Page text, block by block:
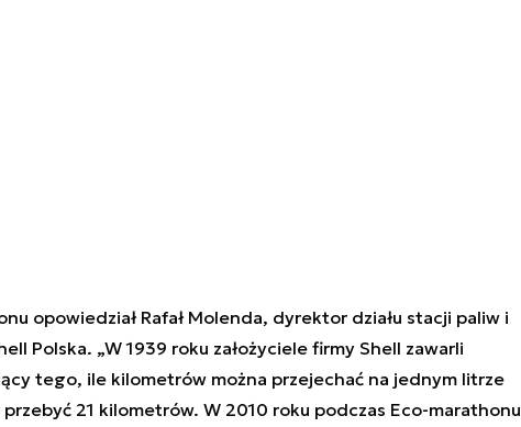
opowiedział Rafał Molenda, dyrektor działu stacji paliw i
Polska. „W 1939 roku założyciele firmy Shell zawarli
tego, ile kilometrów można przejechać na jednym litrze
21 kilometrów. W 2010 roku podczas Eco-marathonu